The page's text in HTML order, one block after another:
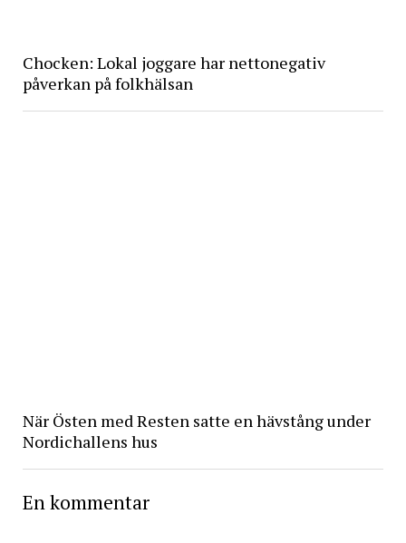
Chocken: Lokal joggare har nettonegativ
påverkan på folkhälsan
När Östen med Resten satte en hävstång under
Nordichallens hus
En kommentar